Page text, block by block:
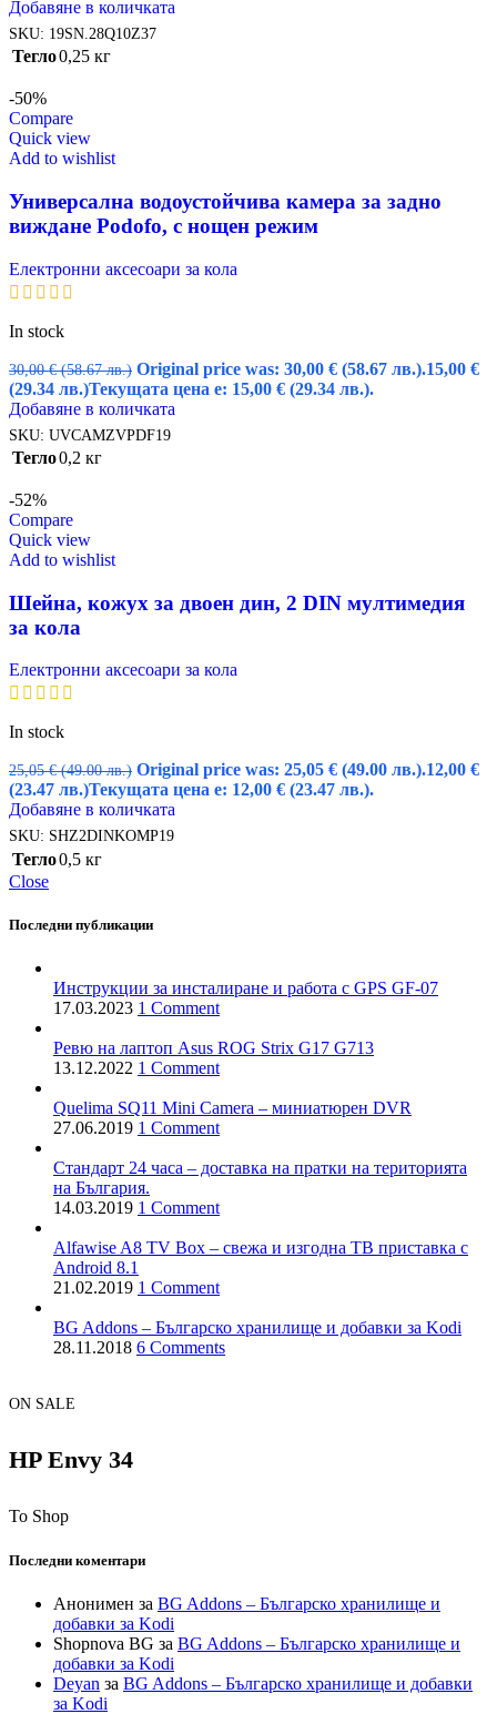
Добавяне в количката
SKU: 19SN.28Q10Z37
Тегло0,25 кг
-50%
Compare
Quick view
Add to wishlist
Универсална водоустойчива камера за задно
виждане Podofo, с нощен режим
Електронни аксесоари за кола
In stock
30,00€ (58.67 лв.) Original price was: 30,00 € (58.67 лв.).15,00 €
(29.34 лв.)Текущата цена е: 15,00 € (29.34 лв.).
Добавяне в количката
SKU: UVCAMZVPDF19
Тегло0,2 кг
-52%
Compare
Quick view
Add to wishlist
Шейна, кожух за двоен дин, 2 DIN мултимедия
за кола
Електронни аксесоари за кола
In stock
25,05€ (49.00 лв.) Original price was: 25,05 € (49.00 лв.).12,00 €
(23.47 лв.)Текущата цена е: 12,00 € (23.47 лв.).
Добавяне в количката
SKU: SHZ2DINKOMP19
Тегло0,5 кг
Close
Последни публикации
Инструкции за инсталиране и работа с GPS GF-07
17.03.2023 1 Comment
Ревю на лаптоп Asus ROG Strix G17 G713
13.12.2022 1 Comment
Quelima SQ11 Mini Camera – миниатюрен DVR
27.06.2019 1 Comment
Стандарт 24 часа – доставка на пратки на територията
на България.
14.03.2019 1 Comment
Alfawise A8 TV Box – свежа и изгодна ТВ приставка с
Android 8.1
21.02.2019 1 Comment
BG Addons – Българско хранилище и добавки за Kodi
28.11.2018 6 Comments
ON SALE
HP Envy 34
To Shop
Последни коментари
Анонимен за BG Addons – Българско хранилище и
добавки за Kodi
Shopnova BG за BG Addons – Българско хранилище и
добавки за Kodi
Deyan за BG Addons – Българско хранилище и добавки
за Kodi